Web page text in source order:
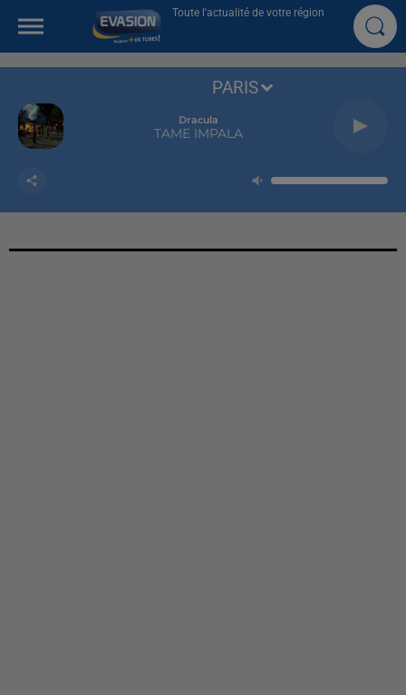
Toute l'actualité de votre région
Dracula
TAME IMPALA
PARIS